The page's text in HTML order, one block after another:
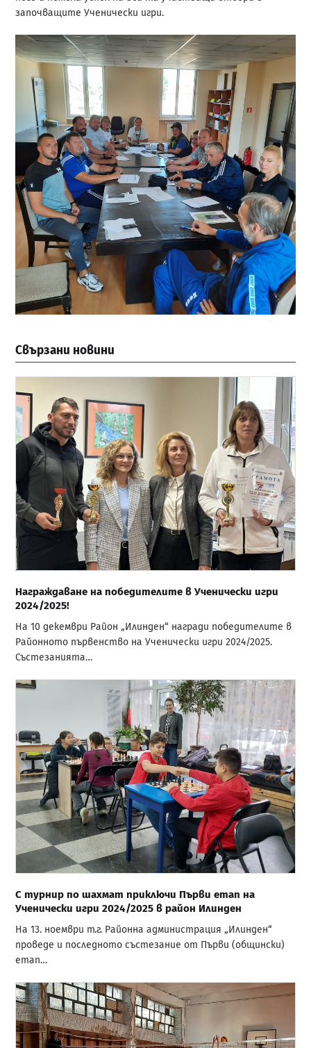
започващите Ученически игри.
Свързани новини
Награждаване на победителите в Ученически игри
2024/2025!
На 10 декември Район „Илинден“ награди победителите в
Районното първенство на Ученически игри 2024/2025.
Състезанията…
С турнир по шахмат приключи Първи етап на
Ученически игри 2024/2025 в район Илинден
На 13. ноември т.г. Районна администрация „Илинден“
проведе и последното състезание от Първи (общински)
етап…